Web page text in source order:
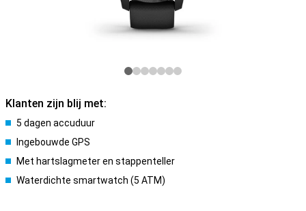
Klanten zijn blij met:
5 dagen accuduur
Ingebouwde GPS
Met hartslagmeter en stappenteller
Waterdichte smartwatch (5 ATM)